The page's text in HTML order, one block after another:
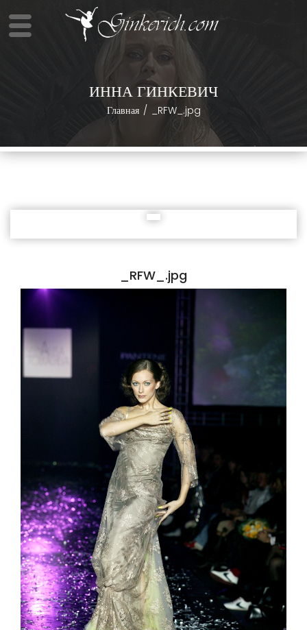
ИННА ГИНКЕВИЧ
Главная _RFW_.jpg
_RFW_.jpg